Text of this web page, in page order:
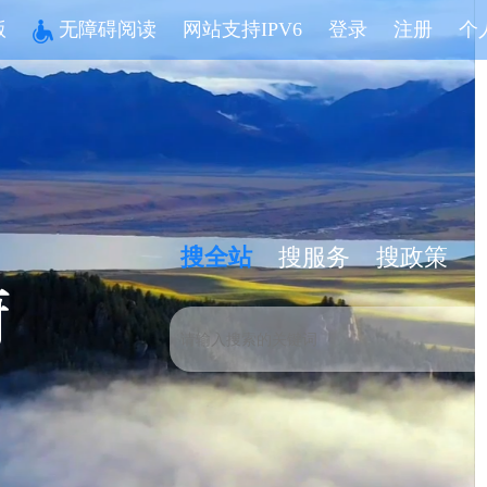
无障碍阅读 网站支持IPV6 登录 注册 个
搜全站 搜服务 搜政策